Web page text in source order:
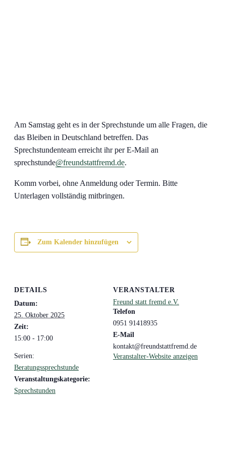
Am Samstag geht es in der Sprechstunde um alle Fragen, die
das Bleiben in Deutschland betreffen. Das
Sprechstundenteam erreicht ihr per E-Mail an
sprechstunde@freundstattfremd.de.
Komm vorbei, ohne Anmeldung oder Termin. Bitte
Unterlagen vollständig mitbringen.
Zum Kalender hinzufügen
DETAILS
Datum:
25. Oktober 2025
Zeit:
15:00 - 17:00
Serien:
Beratungssprechstunde
Veranstaltungskategorie:
Sprechstunden
VERANSTALTER
Freund statt fremd e.V.
Telefon
0951 91418935
E-Mail
kontakt@freundstattfremd.de
Veranstalter-Website anzeigen